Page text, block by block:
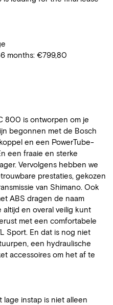
months: €799,80
800 is ontworpen om je
begonnen met de Bosch
en een PowerTube-
een fraaie en sterke
Vervolgens hebben we
prestaties, gekozen
van Shimano. Ook
ABS dragen de naam
altijd en overal veilig kunt
met een comfortabele
Sport. En dat is nog niet
een hydraulische
accessoires om het af te
lage instap is niet alleen